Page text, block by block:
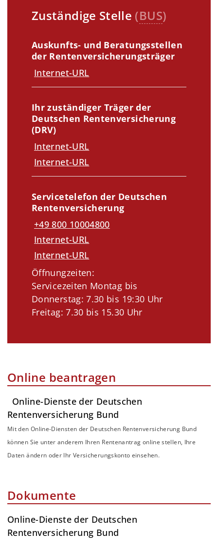
Zuständige Stelle (BUS)
Auskunfts- und Beratungsstellen
der Rentenversicherungsträger
Internet-URL
Ihr zuständiger Träger der
Deutschen Rentenversicherung
(DRV)
Internet-URL
Internet-URL
Servicetelefon der Deutschen
Rentenversicherung
+49 800 10004800
Internet-URL
Internet-URL
Öffnungzeiten:
Servicezeiten Montag bis
Donnerstag: 7.30 bis 19:30 Uhr
Freitag: 7.30 bis 15.30 Uhr
Online beantragen
Online-Dienste der Deutschen
Rentenversicherung Bund
Mit den Online-Diensten der Deutschen Rentenversicherung Bund
können Sie unter anderem Ihren Rentenantrag online stellen, Ihre
Daten ändern oder Ihr Versicherungskonto einsehen.
Dokumente
Online-Dienste der Deutschen
Rentenversicherung Bund